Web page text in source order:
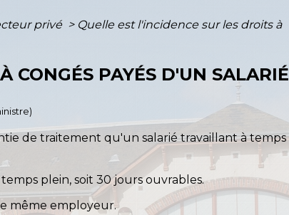
privé > Quelle est l'incidence sur les droits à
CONGÉS PAYÉS D'UN SALARIÉ
de traitement qu'un salarié travaillant à temps
plein, soit 30 jours ouvrables.
même employeur.